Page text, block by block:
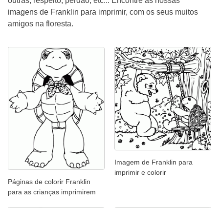
imagens de Franklin para imprimir, com os seus muitos
amigos na floresta.
Páginas de colorir Franklin
para as crianças imprimirem
Imagem de Franklin para
imprimir e colorir